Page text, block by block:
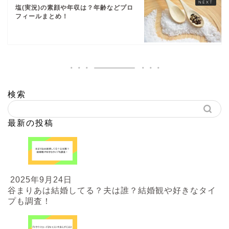
塩(実況)の素顔や年収は？年齢などプロ
フィールまとめ！
検索
最新の投稿
2025年9月24日
谷まりあは結婚してる？夫は誰？結婚観や好きなタイ
プも調査！